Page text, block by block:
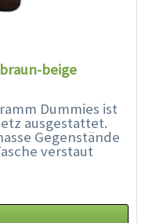
beige
Dummies ist
ausgestattet.
Gegenstände
verstaut